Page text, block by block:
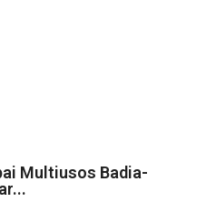
Multiusos Badia-